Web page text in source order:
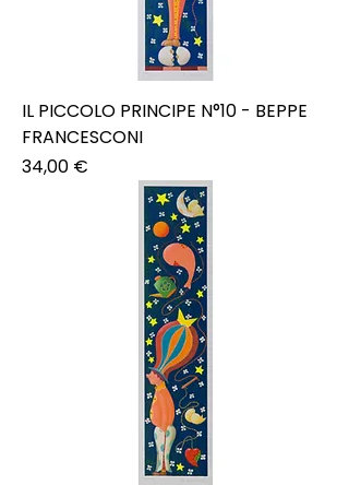
IL PICCOLO PRINCIPE N°10 - BEPPE
FRANCESCONI
Prezzo
34,00 €